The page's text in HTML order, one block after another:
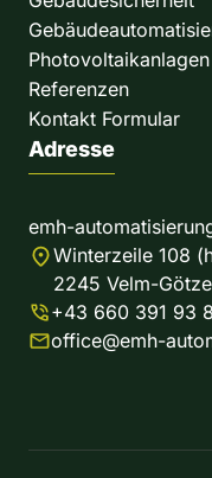
Photovoltaikanlagen
Referenzen
Kontakt Formular
Adresse
emh-
Winterzeile 108
2245 Velm-
+43 660 391 93
office@emh-